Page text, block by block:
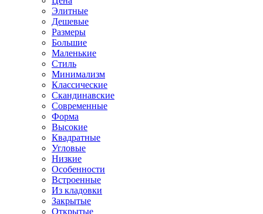
Элитные
Дешевые
Размеры
Большие
Маленькие
Стиль
Минимализм
Классические
Скандинавские
Современные
Форма
Высокие
Квадратные
Угловые
Низкие
Особенности
Встроенные
Из кладовки
Закрытые
Открытые